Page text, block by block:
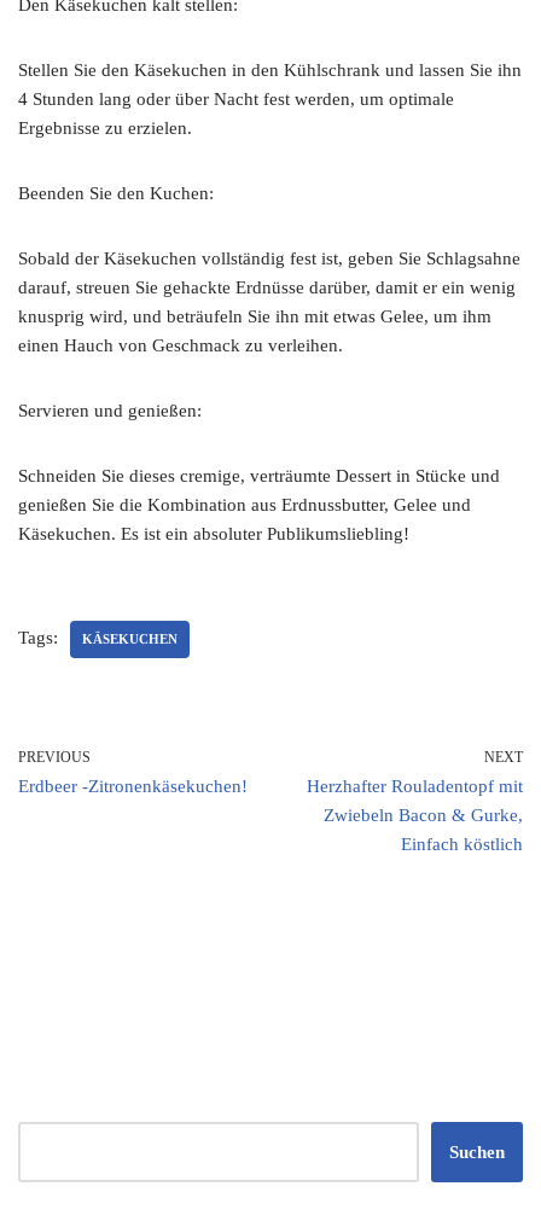
Den Käsekuchen kalt stellen:
Stellen Sie den Käsekuchen in den Kühlschrank und lassen Sie ihn
4 Stunden lang oder über Nacht fest werden, um optimale
Ergebnisse zu erzielen.
Beenden Sie den Kuchen:
Sobald der Käsekuchen vollständig fest ist, geben Sie Schlagsahne
darauf, streuen Sie gehackte Erdnüsse darüber, damit er ein wenig
knusprig wird, und beträufeln Sie ihn mit etwas Gelee, um ihm
einen Hauch von Geschmack zu verleihen.
Servieren und genießen:
Schneiden Sie dieses cremige, verträumte Dessert in Stücke und
genießen Sie die Kombination aus Erdnussbutter, Gelee und
Käsekuchen. Es ist ein absoluter Publikumsliebling!
Tags: KÄSEKUCHEN
PREVIOUS
Erdbeer -Zitronenkäsekuchen!
NEXT
Herzhafter Rouladentopf mit
Zwiebeln Bacon & Gurke,
Einfach köstlich
Suchen